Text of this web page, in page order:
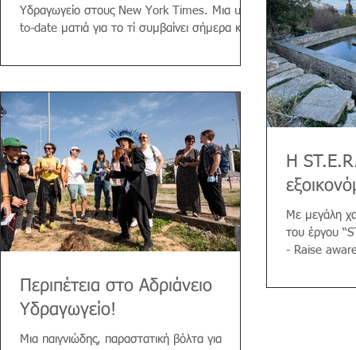
Υδραγωγείο στους New York Times. Mια up-
to-date ματιά για το τί συμβαίνει σήμερα και
Περιπέτεια στο Αδριάνειο
Υδραγωγείο!
Μια παιγνιώδης, παραστατική βόλτα για
H
Με μεγάλη
του έργου
- Raise